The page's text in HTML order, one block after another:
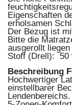
Eigenschaften
erholsamen
Der Bezug ist
Bitte die
ausgerollt
Stoff (Drell): 50
Beschreibung
Hochwertiger
einstellbarer
Lendenbereichs.